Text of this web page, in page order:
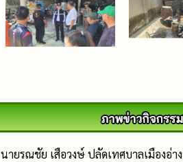
นายรณชัย เสือวงษ์ ปลัดเทศบาลเมืองอ่า